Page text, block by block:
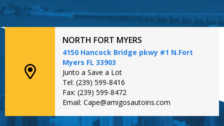
NORTH FORT MYERS
4150 Hancock Bridge pkwy #1 N.Fort
Myers FL 33903
Junto a Save a Lot
Tel: (239) 599-8416
Fax: (239) 599-8472
Email: Cape@amigosautoins.com